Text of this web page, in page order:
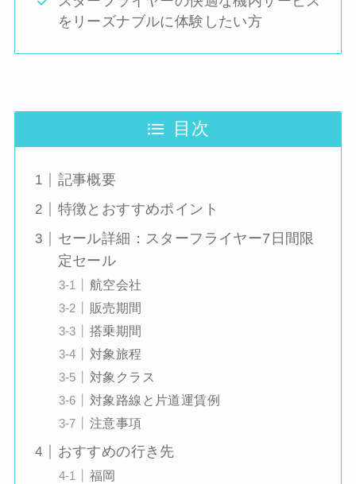
をリーズナブルに体験したい方
目次
記事概要
特徴とおすすめポイント
セール詳細：スターフライヤー7日間限
定セール
航空会社
販売期間
搭乗期間
対象旅程
対象クラス
対象路線と片道運賃例
注意事項
おすすめの行き先
福岡